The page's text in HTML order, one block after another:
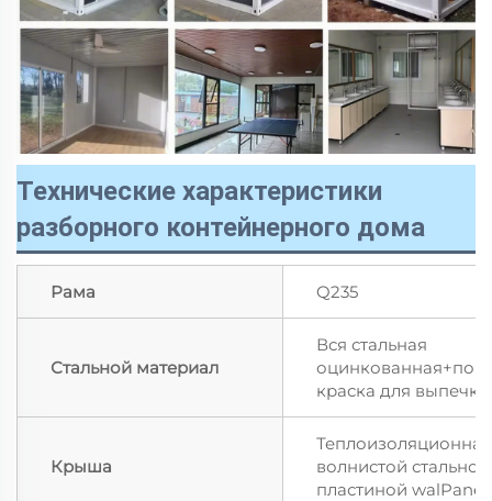
Технические характеристики
разборного контейнерного дома
Рама Q235
Стальной материал
Вся стальная
краска для выпечки
Крыша
волнистой стальной
пластиной walPanell